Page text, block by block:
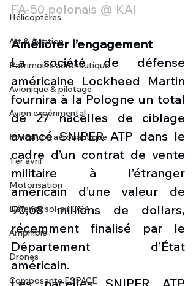
Hélicoptères
Art & Aviation
Patrimoine aéronautique
Avionique & pilotage
Avion expérimental
Formation aéronautique
1 er avril
Motorisation
Défense sol-air DSA
Amphibie
Drones
Composante ESPACE
FA-50 polonais @ KAI
Améliorer l’engagement
La société de défense
américaine Lockheed Martin
fournira à la Pologne un total
de 27 nacelles de ciblage
avancé SNIPER ATP dans le
cadre d’un contrat de vente
militaire à l’étranger
américain d’une valeur de
90,68 millions de dollars,
récemment finalisé par le
Département d’État
américain.